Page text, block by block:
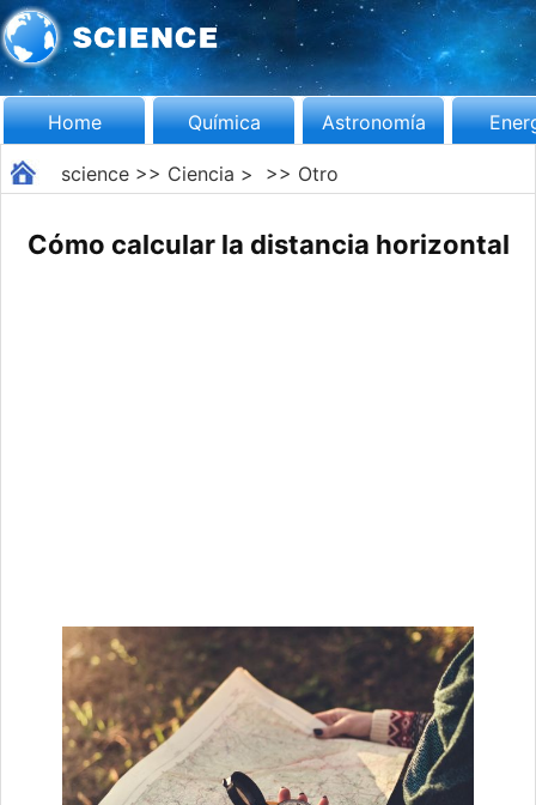
Home Química Astronomía
science>> Ciencia > >> Otro
Cómo calcular la distancia horizontal